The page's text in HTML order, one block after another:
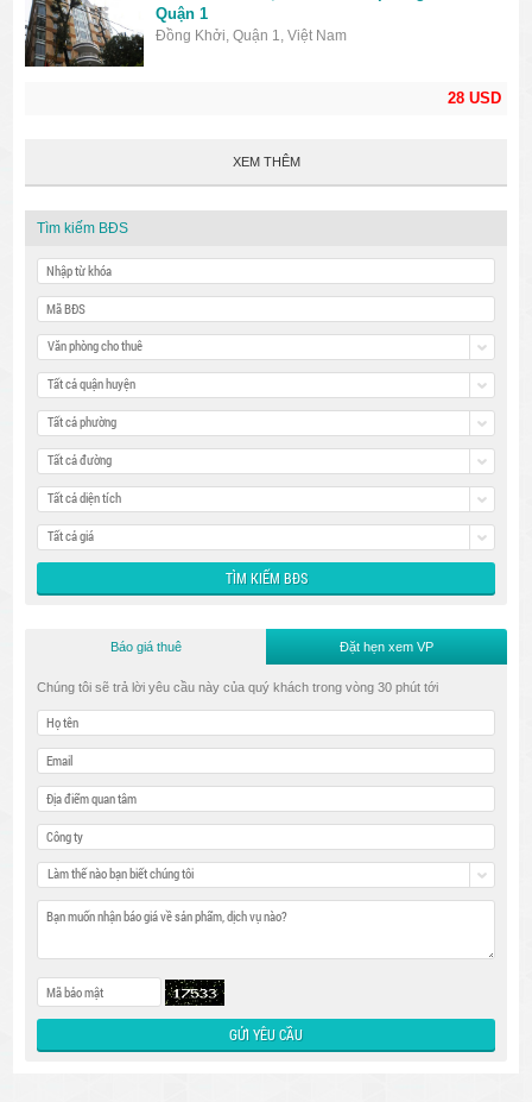
28 USD
Quận 1
Đồng Khởi, Quận 1, Việt Nam
XEM THÊM
Tìm kiếm BĐS
Văn phòng cho thuê
Tất cả quận huyện
Tất cả phường
Tất cả đường
Tất cả diện tích
Tất cả giá
Báo giá thuê Đặt hẹn xem VP
Chúng tôi sẽ trả lời yêu cầu này của quý khách trong vòng 30 phút tới
Làm thế nào bạn biết chúng tôi